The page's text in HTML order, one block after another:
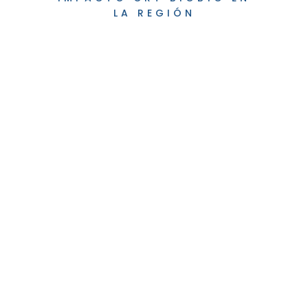
LA REGIÓN